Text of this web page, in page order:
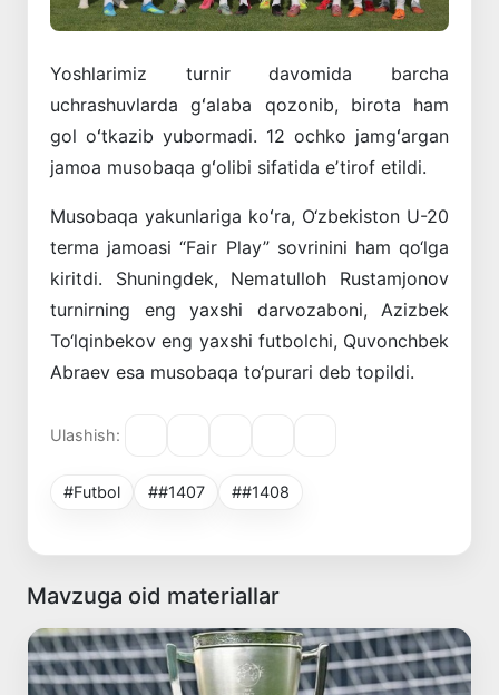
Yoshlarimiz turnir davomida
barcha
uchrashuvlarda
gʻalaba qozonib, birota
ham
gol oʻtkazib yubormadi. 12 ochko jamgʻargan
jamoa musobaqa gʻolibi sifatida eʼtirof etildi.
Musobaqa yakunlariga koʻra, O‘zbekiston U-20
terma jamoasi “Fair Play” sovrinini ham qo‘lga
kiritdi. Shuningdek, Nematulloh
Rustamjonov
turnirning
eng yaxshi darvozaboni, Azizbek
To‘lqinbekov eng yaxshi futbolchi, Quvonchbek
Abraev esa musobaqa to‘purari deb topildi.
Ulashish:
#Futbol ##1407 ##1408
Mavzuga oid materiallar